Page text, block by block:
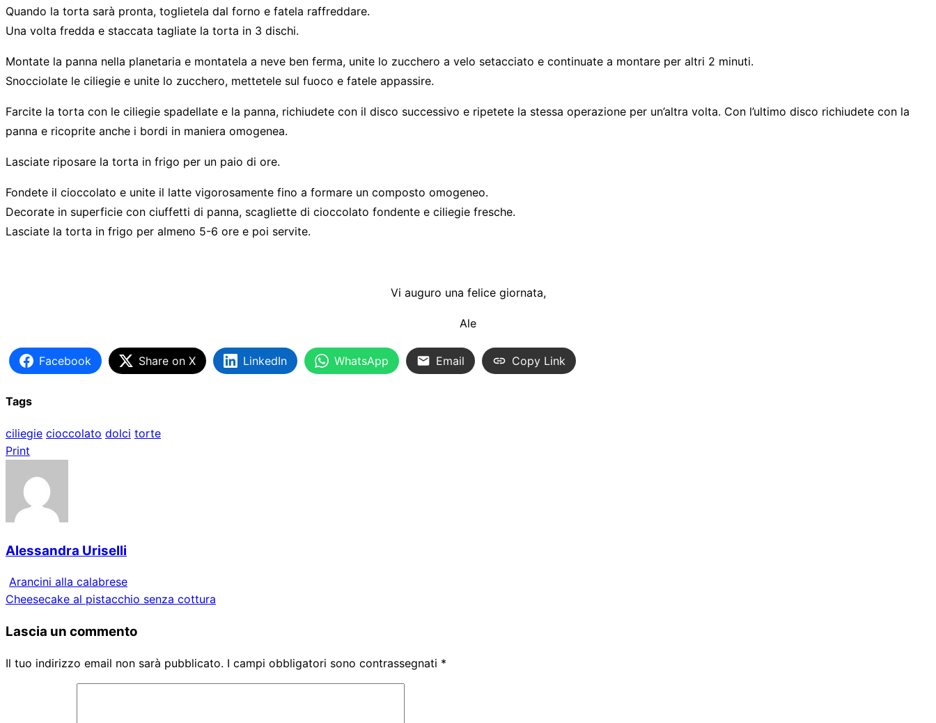
Quando la torta sarà pronta, toglietela dal forno e fatela raffreddare.
Una volta fredda e staccata tagliate la torta in 3 dischi.
Montate la panna nella planetaria e montatela a neve ben ferma, unite lo zucchero a velo setacciato e continuate a montare per altri 2 minuti.
Snocciolate le ciliegie e unite lo zucchero, mettetele sul fuoco e fatele appassire.
Farcite la torta con le ciliegie spadellate e la panna, richiudete con il disco successivo e ripetete la stessa operazione per un’altra volta. Con l’ultimo disco richiudete con la
panna e ricoprite anche i bordi in maniera omogenea.
Lasciate riposare la torta in frigo per un paio di ore.
Fondete il cioccolato e unite il latte vigorosamente fino a formare un composto omogeneo.
Decorate in superficie con ciuffetti di panna, scagliette di cioccolato fondente e ciliegie fresche.
Lasciate la torta in frigo per almeno 5-6 ore e poi servite.
Vi auguro una felice giornata,
Ale
Facebook Share on X LinkedIn WhatsApp Email Copy Link
Tags
ciliegie cioccolato dolci torte
Print
Alessandra Uriselli
Arancini alla calabrese
Cheesecake al pistacchio senza cottura
Lascia un commento
Il tuo indirizzo email non sarà pubblicato. I campi obbligatori sono contrassegnati *